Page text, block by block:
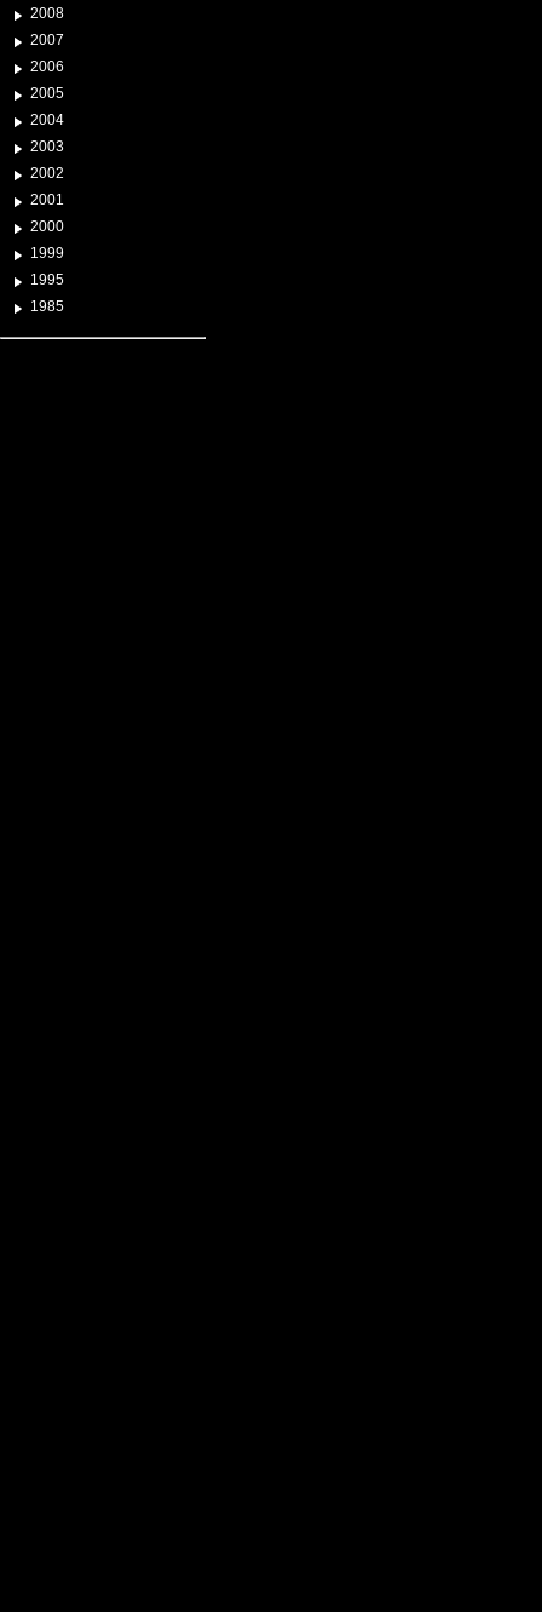
2008
2007
2006
2005
2004
2003
2002
2001
2000
1999
1995
1985